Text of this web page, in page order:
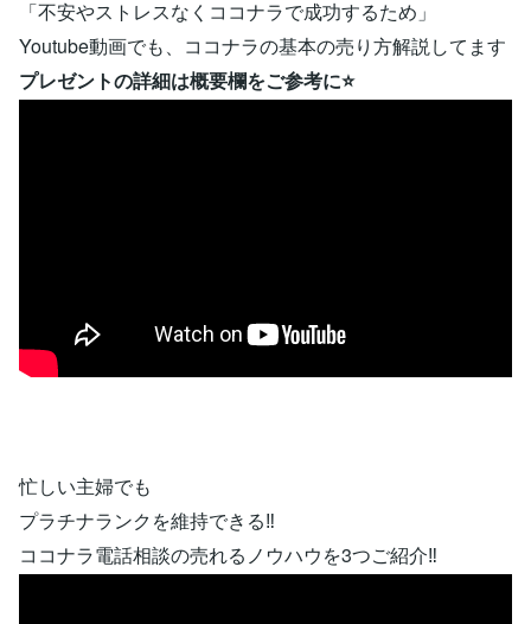
「不安やストレスなくココナラで成功するため」
Youtube動画でも、ココナラの基本の売り方解説してます
プレゼントの詳細は概要欄をご参考に⭐
忙しい主婦でも
プラチナランクを維持できる‼
ココナラ電話相談の売れるノウハウを3つご紹介‼